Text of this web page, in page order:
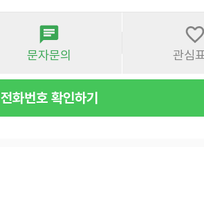
문자문의 관심
전화번호 확인하기